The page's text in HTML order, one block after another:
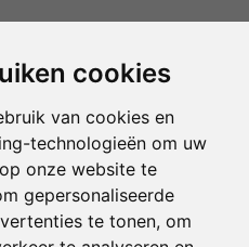
cookies
van cookies en
technologieën om uw
onze website te
gepersonaliseerde
te tonen, om
cookies voorkeuren
u dealgemene voorwaarden van CBW
erkende woonwinkels accepteert.